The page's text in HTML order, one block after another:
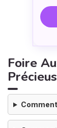
Foire